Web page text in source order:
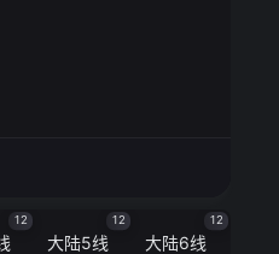
12
大陆5线
12
大陆6线
12